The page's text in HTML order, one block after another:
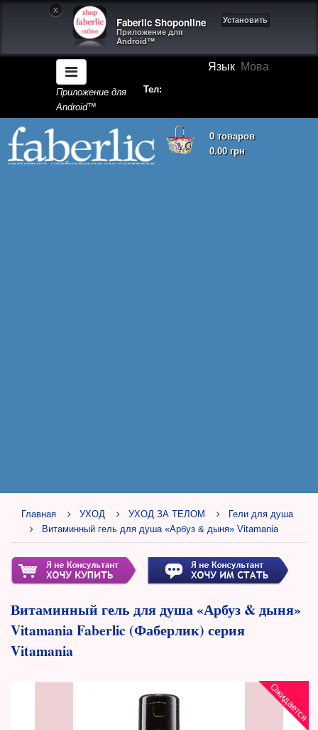
X
Faberlic Shoponline
Приложение для
Android™
Установить
Язык Мова
Приложение для
Android™
Тел:
0 товаров
0.00 грн
Корзина покупок пуста!
Главная УХОД УХОД ЗА ТЕЛОМ
Гели для душа
Витаминный гель для душа «Арбуз & дыня» Vitamania
Витаминный гель для душа «Арбуз & дыня»
Vitamania Faberlic (Фаберлик) серия
Vitamania
Ожидается